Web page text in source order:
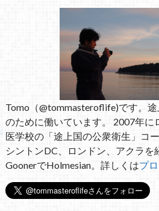
Tomo（@tommasteroflife)です。
のために働いています。 2007年に
医学校の「途上国の公衆衛生」コ
シントンDC、ロンドン、アクラを
GoonerでHolmesian。詳しくはプ